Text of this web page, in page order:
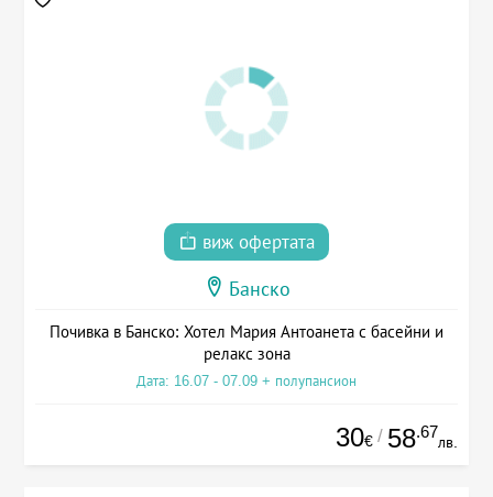
виж офертата
Банско
Почивка в Банско: Хотел Мария Антоанета с басейни и
релакс зона
Дата: 16.07 - 07.09 + полупансион
30€ / 58.67
лв.